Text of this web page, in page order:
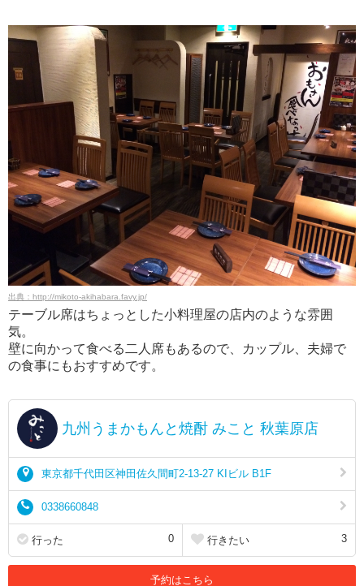
出典：http://mikoto-akihabara.favy.jp/
テーブル席はちょっとした小料理屋の店内のような雰囲
気。
壁に向かって食べる二人席もあるので、カップル、夫婦で
の食事にもおすすめです。
九州うまかもんと焼酎 みこと 秋葉原店
東京都千代田区神田佐久間町2-13-27 KIビル B1F
0338660848
行った 0 行きたい 3
予約はこちら